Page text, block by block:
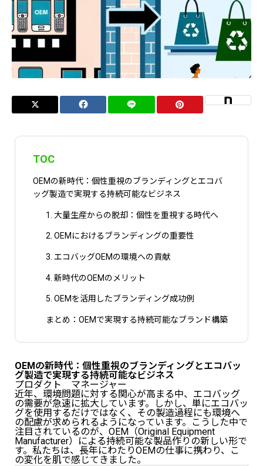
TOC
OEMの新時代：個性重視のブランディングとエコバ
ッグ製造で実現する持続可能なビジネス
1. 大量生産からの脱却：個性を重視する時代へ
2. OEMにおけるブランディングの重要性
3. エコバッグOEMの環境への貢献
4. 新時代のOEMのメリット
5. OEMを活用したブランディング成功例
まとめ：OEMで実現する持続可能なブランド構築
OEMの新時代：個性重視のブランディングとエコバッ
グ製造で実現する持続可能なビジネス
プロダクト マネージャー
近年、環境問題に対する関心が高まる中、エコバッグ
の需要が急速に拡大しています。しかし、単にエコバッ
グを使用するだけではなく、その製造過程にも環境へ
の配慮が求められるようになっています。こうした中で
注目されているのが、OEM（Original Equipment
Manufacturer）による持続可能な製品作りの新しい形で
す。私たちは、長年にわたりOEMの仕事に携わり、こ
の変化を肌で感じてきました。